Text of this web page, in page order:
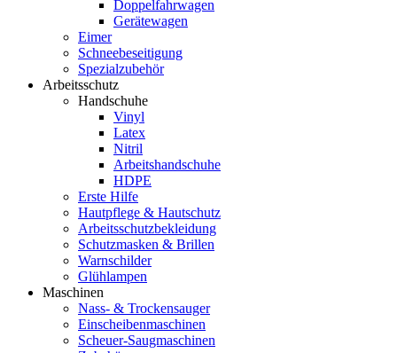
Doppelfahrwagen
Gerätewagen
Eimer
Schneebeseitigung
Spezialzubehör
Arbeitsschutz
Handschuhe
Vinyl
Latex
Nitril
Arbeitshandschuhe
HDPE
Erste Hilfe
Hautpflege & Hautschutz
Arbeitsschutzbekleidung
Schutzmasken & Brillen
Warnschilder
Glühlampen
Maschinen
Nass- & Trockensauger
Einscheibenmaschinen
Scheuer-Saugmaschinen